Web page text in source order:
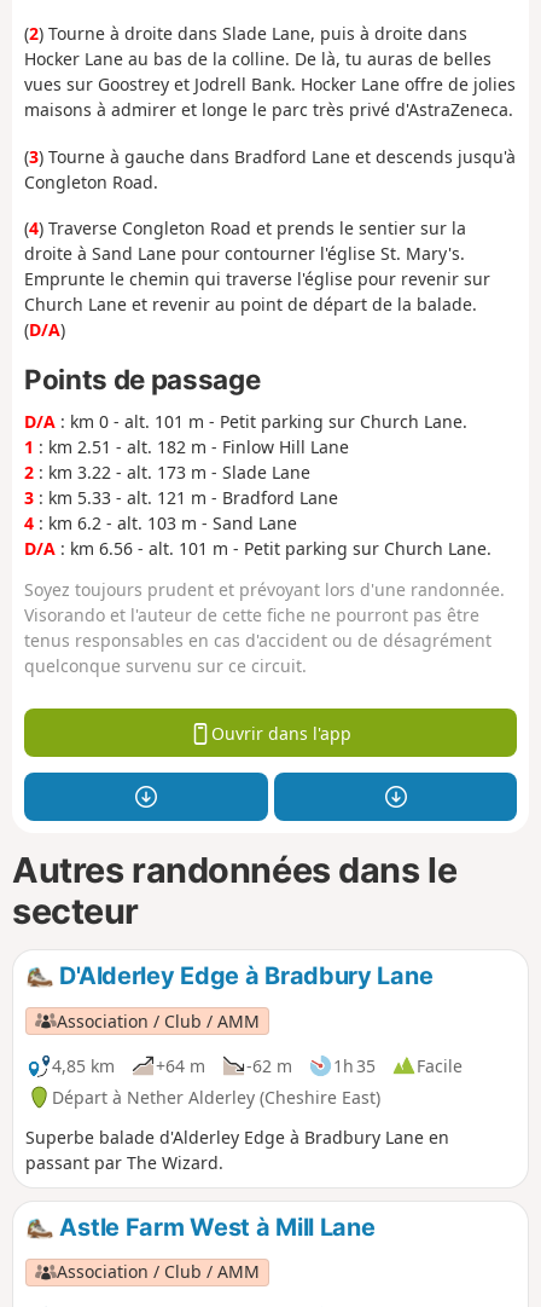
(2) Tourne à droite dans Slade Lane, puis à droite dans
Hocker Lane au bas de la colline. De là, tu auras de belles
vues sur Goostrey et Jodrell Bank. Hocker Lane offre de jolies
maisons à admirer et longe le parc très privé d'AstraZeneca.
(3) Tourne à gauche dans Bradford Lane et descends jusqu'à
Congleton Road.
(4) Traverse Congleton Road et prends le sentier sur la
droite à Sand Lane pour contourner l'église St. Mary's.
Emprunte le chemin qui traverse l'église pour revenir sur
Church Lane et revenir au point de départ de la balade.
(D/A)
Points de passage
D/A : km 0 - alt. 101 m - Petit parking sur Church Lane.
1 : km 2.51 - alt. 182 m - Finlow Hill Lane
2 : km 3.22 - alt. 173 m - Slade Lane
3 : km 5.33 - alt. 121 m - Bradford Lane
4 : km 6.2 - alt. 103 m - Sand Lane
D/A : km 6.56 - alt. 101 m - Petit parking sur Church Lane.
Soyez toujours prudent et prévoyant lors d'une randonnée.
Visorando et l'auteur de cette fiche ne pourront pas être
tenus responsables en cas d'accident ou de désagrément
quelconque survenu sur ce circuit.
Ouvrir dans l'app
Autres randonnées dans le
secteur
D'Alderley Edge à Bradbury Lane
Association / Club / AMM
4,85 km
+64 m -62 m 1h 35
Facile
Départ à Nether Alderley (Cheshire East)
Superbe balade d'Alderley Edge à Bradbury Lane en
passant par The Wizard.
Astle Farm West à Mill Lane
Association / Club / AMM